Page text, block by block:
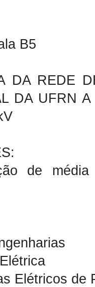
B5
DA REDE
DA UFRN
de
Elétricos de